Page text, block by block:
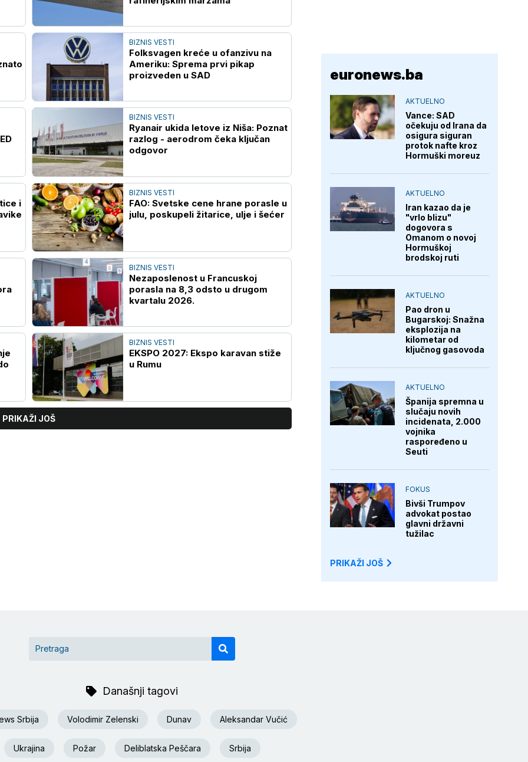
BIZNIS VESTI
Folksvagen kreće u ofanzivu na
Ameriku: Sprema prvi pikap
proizveden u SAD
BIZNIS VESTI
Ryanair ukida letove iz Niša: Poznat
razlog - aerodrom čeka ključan
odgovor
i
BIZNIS VESTI
FAO: Svetske cene hrane porasle u
julu, poskupeli žitarice, ulje i šećer
BIZNIS VESTI
Nezaposlenost u Francuskoj
porasla na 8,3 odsto u drugom
kvartalu 2026.
BIZNIS VESTI
EKSPO 2027: Ekspo karavan stiže
u Rumu
PRIKAŽI JOŠ
euronews.ba
AKTUELNO
Vance: SAD
očekuju od Irana da
osigura siguran
protok nafte kroz
Hormuški moreuz
AKTUELNO
Iran kazao da je
"vrlo blizu"
dogovora s
Omanom o novoj
Hormuškoj
brodskoj ruti
AKTUELNO
Pao dron u
Bugarskoj: Snažna
eksplozija na
kilometar od
ključnog gasovoda
AKTUELNO
Španija spremna u
slučaju novih
incidenata, 2.000
vojnika
raspoređeno u
Seuti
FOKUS
Bivši Trumpov
advokat postao
glavni državni
tužilac
PRIKAŽI JOŠ
Današnji tagovi
Srbija Volodimir Zelenski Dunav Aleksandar Vučić
Ukrajina Požar Deliblatska Peščara Srbija